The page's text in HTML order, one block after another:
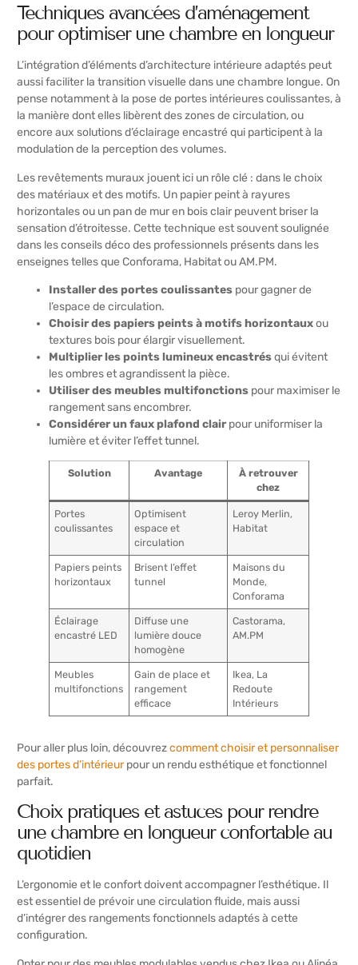
Techniques avancées d’aménagement
pour optimiser une chambre en longueur
L’intégration d’éléments d’architecture intérieure adaptés peut
aussi faciliter la transition visuelle dans une chambre longue. On
pense notamment à la pose de portes intérieures coulissantes, à
la manière dont elles libèrent des zones de circulation, ou
encore aux solutions d’éclairage encastré qui participent à la
modulation de la perception des volumes.
Les revêtements muraux jouent ici un rôle clé : dans le choix
des matériaux et des motifs. Un papier peint à rayures
horizontales ou un pan de mur en bois clair peuvent briser la
sensation d’étroitesse. Cette technique est souvent soulignée
dans les conseils déco des professionnels présents dans les
enseignes telles que Conforama, Habitat ou AM.PM.
Installer des portes coulissantes pour gagner de
l’espace de circulation.
Choisir des papiers peints à motifs horizontauxou
textures bois pour élargir visuellement.
Multiplier les points lumineux encastrésqui évitent
les ombres et agrandissent la pièce.
Utiliser des meubles multifonctions pour maximiser le
rangement sans encombrer.
Considérer un faux plafond clairpour uniformiser la
lumière et éviter l’effet tunnel.
Solution Avantage
À retrouver
chez
Portes
coulissantes
Optimisent
espace et
circulation
Leroy Merlin,
Habitat
Papiers peints
horizontaux
Brisent l’effet
tunnel
Maisons du
Monde,
Conforama
Éclairage
encastré LED
Diffuse une
lumière douce
homogène
Castorama,
AM.PM
Meubles
multifonctions
Gain de place et
rangement
efficace
Ikea, La
Redoute
Intérieurs
Pour aller plus loin, découvrezcomment choisir et personnaliser
des portes d’intérieurpour un rendu esthétique et fonctionnel
parfait.
Choix pratiques et astuces pour rendre
une chambre en longueur confortable au
quotidien
L’ergonomie et le confort doivent accompagner l’esthétique. Il
est essentiel de prévoir une circulation fluide, mais aussi
d’intégrer des rangements fonctionnels adaptés à cette
configuration.